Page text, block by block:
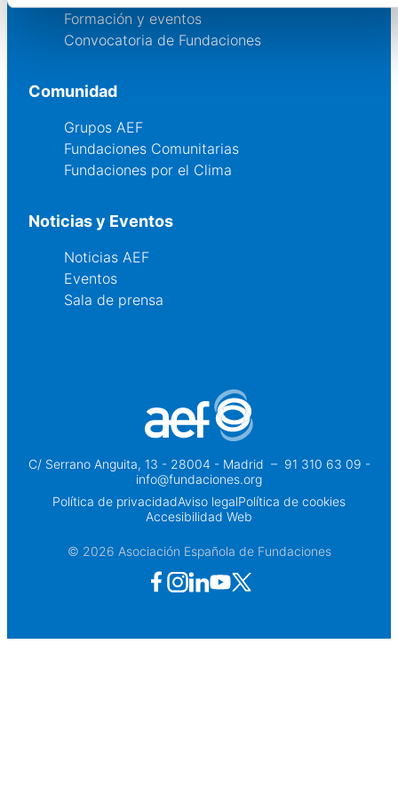
Formación y eventos
Convocatoria de Fundaciones
Comunidad
Grupos AEF
Fundaciones Comunitarias
Fundaciones por el Clima
Noticias y Eventos
Noticias AEF
Eventos
Sala de prensa
C/ Serrano Anguita, 13 - 28004 - Madrid – 91 310 63 09 -
info@fundaciones.org
Política de privacidadAviso legalPolítica de cookies
Accesibilidad Web
© 2026 Asociación Española de Fundaciones